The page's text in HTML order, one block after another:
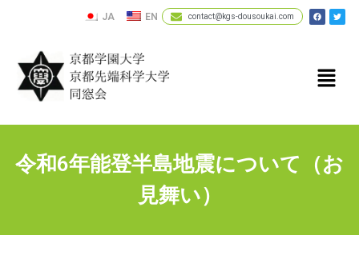
JA EN contact@kgs-dousoukai.com
令和6年能登半島地震について（お
見舞い）